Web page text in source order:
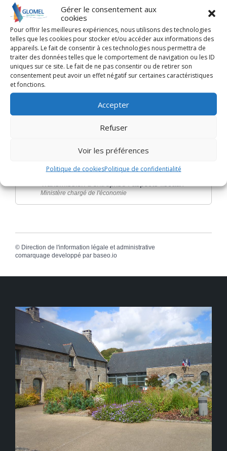
Gérer le consentement aux
cookies
Pour offrir les meilleures expériences, nous utilisons des technologies
telles que les cookies pour stocker et/ou accéder aux informations des
appareils. Le fait de consentir à ces technologies nous permettra de
traiter des données telles que le comportement de navigation ou les ID
uniques sur ce site. Le fait de ne pas consentir ou de retirer son
consentement peut avoir un effet négatif sur certaines caractéristiques
et fonctions.
Accepter
Refuser
Voir les préférences
Politique de cookiesPolitique de confidentialité
Et aussi
Transmission d'entreprise : cession de parts
sociales à un associé
Étapes de vie
Transmission d'entreprise : cession de parts
sociales à un tiers
Taxe sur les plus-values immobilières élevées
Ministère chargé des finances
Ministère chargé de l'économie
© Direction de l'information légale et administrative
comarquage developpé par baseo.io